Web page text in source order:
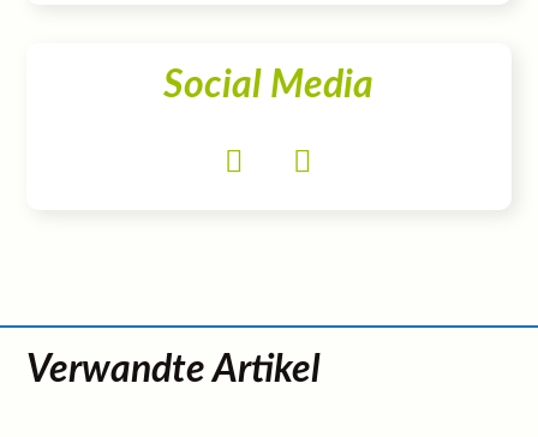
Social Media
Verwandte Artikel